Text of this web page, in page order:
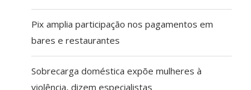
Pix amplia participação nos pagamentos em
bares e restaurantes
Sobrecarga doméstica expõe mulheres à
violência, dizem especialistas